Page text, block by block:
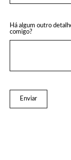
Há algum outro
comigo?
Enviar